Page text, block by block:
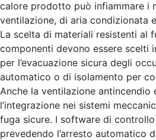
calore prodotto può infiammare i
ventilazione, di aria condizionata
La scelta di materiali resistenti al
componenti devono essere scelti
per l’evacuazione sicura degli
automatico o di isolamento per
Anche la ventilazione
l’integrazione nei sistemi
fuga sicure. I software di
prevedendo l’arresto automatico